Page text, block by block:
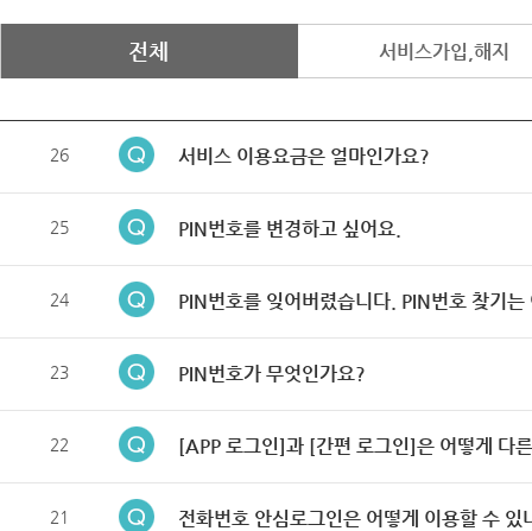
전체 서비스가입,해지
26 서비스 이용요금은 얼마인가요?
25 PIN번호를 변경하고 싶어요.
24 PIN번호를 잊어버렸습니다. PIN번호 찾기는
23 PIN번호가 무엇인가요?
22 [APP 로그인]과 [간편 로그인]은 어떻게 다
21 전화번호 안심로그인은 어떻게 이용할 수 있